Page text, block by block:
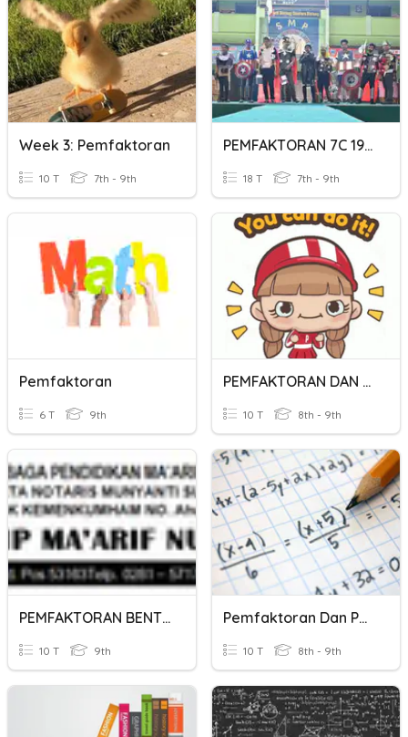
Week 3: Pemfaktoran
10 T 7th - 9th
PEMFAKTORAN 7C 19 20
18 T 7th - 9th
Pemfaktoran
6 T 9th
PEMFAKTORAN DAN PECAHAN ALGEBRA
10 T 8th - 9th
PEMFAKTORAN BENTUK KUADRAT
10 T 9th
Pemfaktoran Dan Pecahan Algebra
10 T 8th - 9th